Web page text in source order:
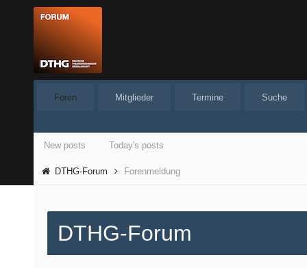
Foren Mitglieder Termine Suche
New posts Today's posts
DTHG-Forum Forenmeldung
DTHG-Forum